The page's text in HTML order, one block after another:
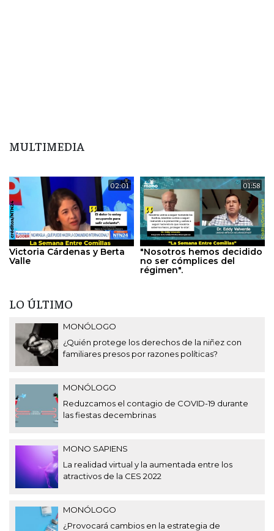
MULTIMEDIA
02:01
Victoria Cárdenas y Berta
Valle
01:58
"Nosotros hemos decidido
no ser cómplices del
régimen".
LO ÚLTIMO
MONÓLOGO
¿Quién protege los derechos de la niñez con
familiares presos por razones políticas?
MONÓLOGO
Reduzcamos el contagio de COVID-19 durante
las fiestas decembrinas
MONO SAPIENS
La realidad virtual y la aumentada entre los
atractivos de la CES 2022
MONÓLOGO
¿Provocará cambios en la estrategia de